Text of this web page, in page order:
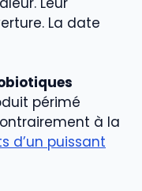
La date
périmé
à la
d’un puissant